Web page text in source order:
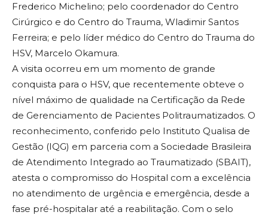
Frederico Michelino; pelo coordenador do Centro
Cirúrgico e do Centro do Trauma, Wladimir Santos
Ferreira; e pelo líder médico do Centro do Trauma do
HSV, Marcelo Okamura.
A visita ocorreu em um momento de grande
conquista para o HSV, que recentemente obteve o
nível máximo de qualidade na Certificação da Rede
de Gerenciamento de Pacientes Politraumatizados. O
reconhecimento, conferido pelo Instituto Qualisa de
Gestão (IQG) em parceria com a Sociedade Brasileira
de Atendimento Integrado ao Traumatizado (SBAIT),
atesta o compromisso do Hospital com a excelência
no atendimento de urgência e emergência, desde a
fase pré-hospitalar até a reabilitação. Com o selo